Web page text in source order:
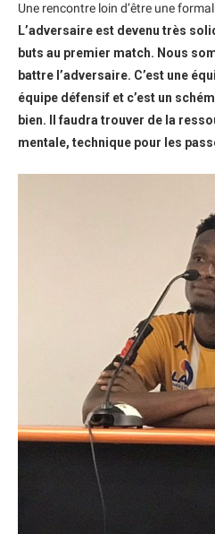
Une rencontre loin d’être une
L’adversaire est devenu très
buts au premier match. Nous
battre l’adversaire. C’est une
équipe défensif et c’est un
bien. Il faudra trouver de la
mentale, technique pour les